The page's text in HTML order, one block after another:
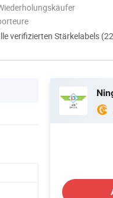
verifizierten Stärkelabels